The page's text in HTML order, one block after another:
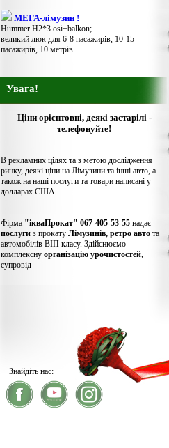
МЕГА-лімузин !
Hummer H2*3 osi+balkon;
великий люк для 6-8 пасажирів, 10-15
пасажирів, 10 метрів
Увага!
Ціни орієнтовні, деякі застарілі -
телефонуйте!
В рекламних цілях та з метою дослідження
ринку, деякі ціни на Лімузини та інші авто, а
також на наші послуги та товари написані у
долларах США
Фірма "ікваПрокат" 067-405-53-55 надає
послуги з прокату Лімузинів, ретро авто та
автомобілів ВІП класу. Здійснюємо
комплексну організацію урочистостей,
супровід
Знайдіть нас: